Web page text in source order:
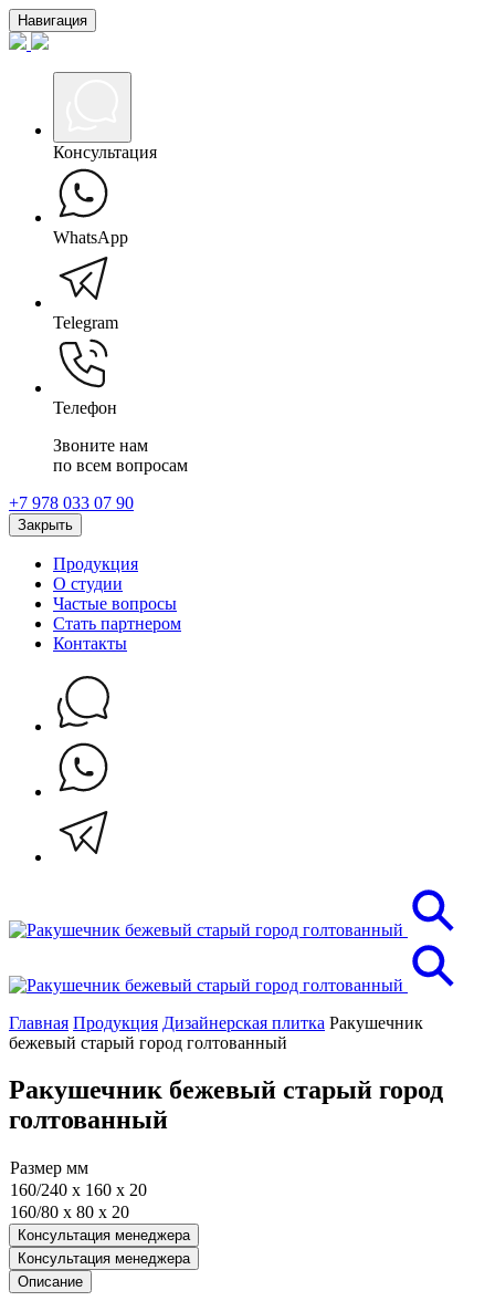
Навигация
Консультация
WhatsApp
Telegram
Телефон
Звоните нам
по всем вопросам
+7 978 033 07 90
Закрыть
Продукция
О студии
Частые вопросы
Стать партнером
Контакты
Главная Продукция Дизайнерская плитка Ракушечник
бежевый старый город голтованный
Ракушечник бежевый старый город
голтованный
Размер мм
160/240 x 160 x 20
160/80 x 80 x 20
Консультация менеджера
Консультация менеджера
Описание